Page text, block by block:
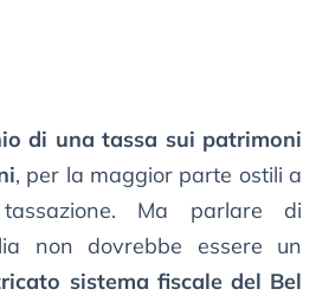
di una tassa sui patrimoni
, per la maggior parte ostili a
Ma parlare di
non dovrebbe essere un
sistema fiscale del Bel